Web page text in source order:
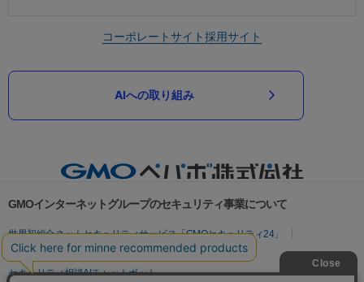
コーポレートサイト採用サイト
AIへの取り組み
GMOインターネットグループのセキュリティ事業について
世界初総合ネットセキュリティサービス「GMOセキュリティ24」
パスワード漏洩診断
Webサイトリスク診断
セキュリティ相談AIチャットボット